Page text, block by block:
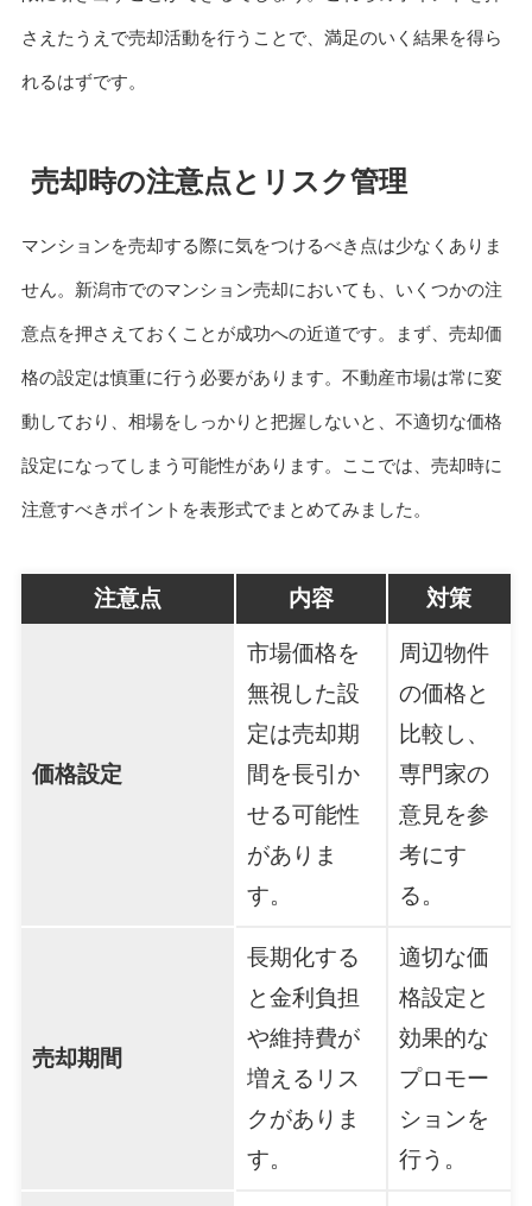
さえたうえで売却活動を行うことで、満足のいく結果を得ら
れるはずです。
売却時の注意点とリスク管理
マンションを売却する際に気をつけるべき点は少なくありま
せん。新潟市でのマンション売却においても、いくつかの注
意点を押さえておくことが成功への近道です。まず、売却価
格の設定は慎重に行う必要があります。不動産市場は常に変
動しており、相場をしっかりと把握しないと、不適切な価格
設定になってしまう可能性があります。ここでは、売却時に
注意すべきポイントを表形式でまとめてみました。
注意点 内容 対策
価格設定
市場価格を
無視した設
定は売却期
間を長引か
せる可能性
がありま
す。
周辺物件
の価格と
比較し、
専門家の
意見を参
考にす
る。
売却期間
長期化する
と金利負担
や維持費が
増えるリス
クがありま
す。
適切な価
格設定と
効果的な
プロモー
ションを
行う。